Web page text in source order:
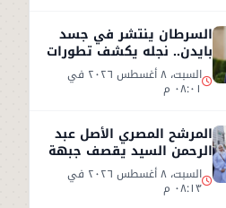
السرطان ينتشر في جسد
بايدن.. نجله يكشف تطورات
مؤلمة في حالته الصحية
السبت، ٨ أغسطس ٢٠٢٦ في
٠٨:٠١ م
المرشح المصري الأصل عبد
الرحمن السيد يقصف جبهة
ترامب السبت، ٨ أغسطس ٢٠٢٦ في
٠٨:١٣ م